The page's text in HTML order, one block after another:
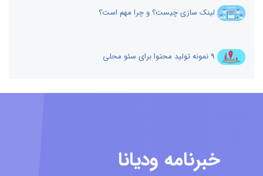
لینک سازی چیست؟ و چرا مهم است؟
خبرنامه ودیانا